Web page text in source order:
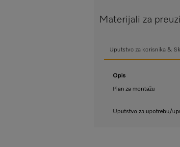
Materijali za
Uputstvo za korisnika &
Opis
Plan za montažu
Uputstvo za upotrebu/